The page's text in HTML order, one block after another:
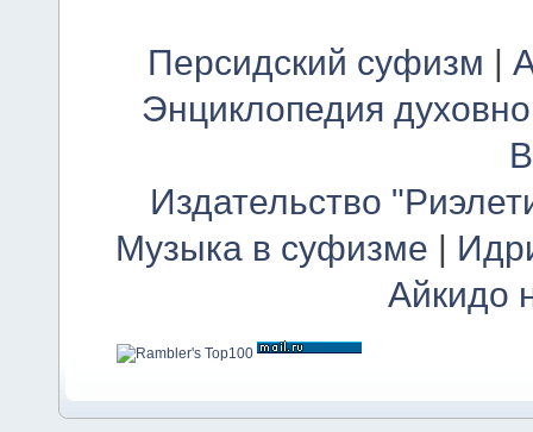
Персидский суфизм |
Энциклопедия
Издательство
Музыка в суфизме |
Айкидо